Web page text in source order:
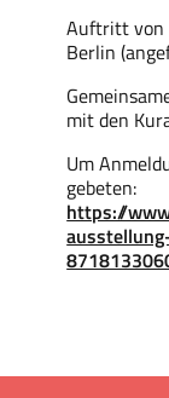
Auftritt von
Berlin
mit den
Um
gebeten:
https://